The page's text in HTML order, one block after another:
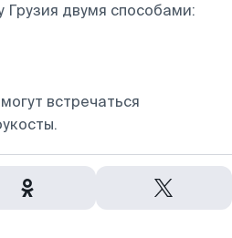
Грузия двумя способами:
встречаться